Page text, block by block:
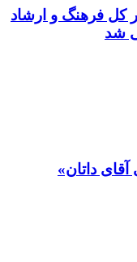
کل فرهنگ و ارشاد
شد
داتان»